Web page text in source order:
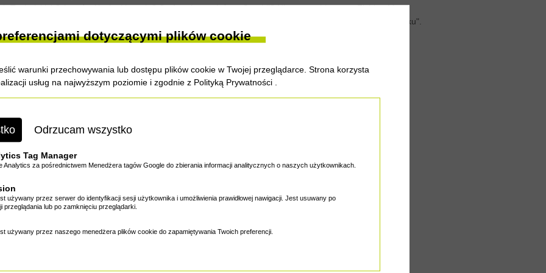
dotyczącymi plików cookie
warunki przechowywania lub dostępu plików cookie w Twojej przeglądarce. Strona korzysta
usług na najwyższym poziomie i zgodnie z Polityką Prywatności
Odrzucam wszystko
Tag Manager
Analytics za pośrednictwem Menedżera tagów Google do zbierania informacji analitycznych o naszych użytkownikach.
używany przez serwer do identyfikacji sesji użytkownika i umożliwienia prawidłowej nawigacji. Jest usuwany po
przeglądania lub po zamknięciu przeglądarki.
używany przez naszego menedżera plików cookie do zapamiętywania Twoich preferencji.
Tucholskich? A może Alaska i łososie? Surfcasting z plaży w Gambii? Nie ma problemu, w Fishing Mart
Podstawowa zasada polityki handlowej firmy brzmi wg Czesława Stryczka: "Wsłuchuj się w potrzeby rynku".
program, dopasowany do zmieniających się potrzeb polskich wędkarzy.
towarowy. Świadectwo rejestracji dostępne jest pod linkiem
sklep internetowy Fishing-Mart prowadzony jest przez Fishing-Mart Sp. z o.o. .
KRS 0000649358